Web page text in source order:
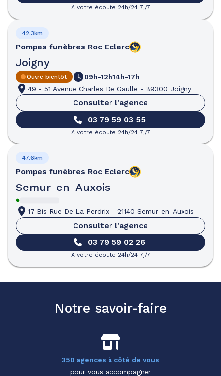
A votre écoute 24h/24 7j/7
Pompes funèbres Roc Eclerc
Joigny
42.3km
Ouvre bientôt 09h-12h14h-17h
49 - 51 Avenue Charles De Gaulle - 89300 Joigny
Consulter l'agence
03 79 59 03 55
A votre écoute 24h/24 7j/7
Pompes funèbres Roc Eclerc
Semur-en-Auxois
47.6km
17 Bis Rue De La Perdrix - 21140 Semur-en-Auxois
Consulter l'agence
03 79 59 02 26
A votre écoute 24h/24 7j/7
Notre savoir-faire
350 agences à côté de vous
pour vous accompagner